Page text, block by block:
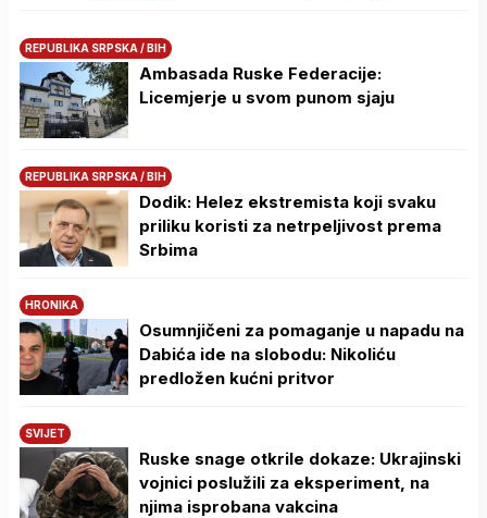
REPUBLIKA SRPSKA / BIH
Ambasada Ruske Federacije:
Licemjerje u svom punom sjaju
REPUBLIKA SRPSKA / BIH
Dodik: Helez ekstremista koji svaku
priliku koristi za netrpeljivost prema
Srbima
HRONIKA
Osumnjičeni za pomaganje u napadu na
Dabića ide na slobodu: Nikoliću
predložen kućni pritvor
SVIJET
Ruske snage otkrile dokaze: Ukrajinski
vojnici poslužili za eksperiment, na
njima isprobana vakcina